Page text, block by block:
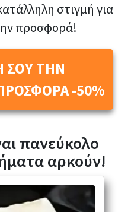
στιγμή για
προσφορά!
ΣΟΥ ΤΗΝ
-50%
πανεύκολο
αρκούν!